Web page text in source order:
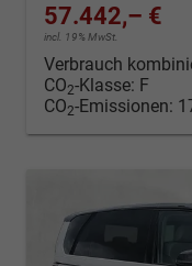
57.442,– €
incl. 19% MwSt.
Verbrauch
CO2-Klasse: F
CO2-Emissionen: